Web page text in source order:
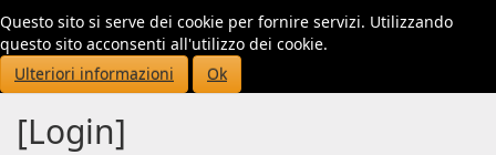
Questo sito si serve dei cookie per fornire servizi. Utilizzando
questo sito acconsenti all'utilizzo dei cookie.
Ulteriori informazioni
Ok
[Login]